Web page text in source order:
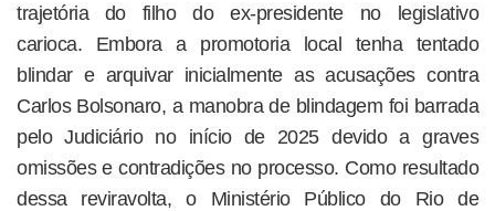
trajetória do filho do ex-presidente no legislativo
carioca. Embora a promotoria local tenha tentado
blindar e arquivar inicialmente as acusações contra
Carlos Bolsonaro, a manobra de blindagem foi barrada
pelo Judiciário no início de 2025 devido a graves
omissões e contradições no processo. Como resultado
dessa reviravolta, o Ministério Público do Rio de